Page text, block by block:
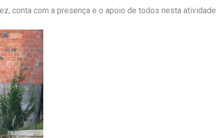
conta com a presença e o apoio de todos nesta atividade